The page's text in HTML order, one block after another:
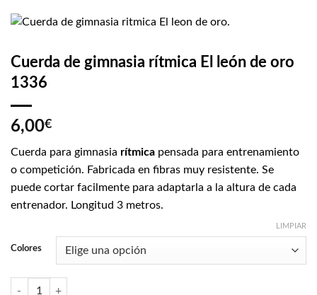
Cuerda de gimnasia rítmica El león de oro
1336
6,00€
Cuerda para gimnasia rítmica pensada para entrenamiento
o competición. Fabricada en fibras muy resistente. Se
puede cortar facilmente para adaptarla a la altura de cada
entrenador. Longitud 3 metros.
Colores
LIMPIAR
Cuerda de gimnasia rítmica El león de oro 1336 cantidad